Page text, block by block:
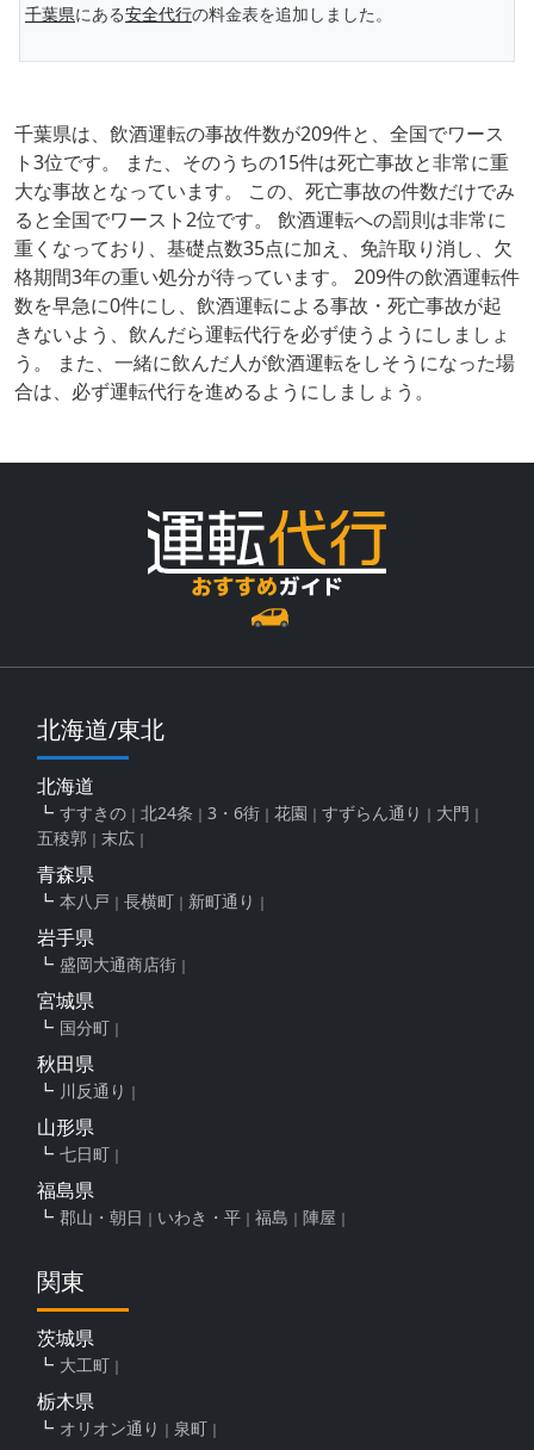
千葉県にある安全代行の料金表を追加しました。
千葉県は、飲酒運転の事故件数が209件と、全国でワース
ト3位です。 また、そのうちの15件は死亡事故と非常に重
大な事故となっています。 この、死亡事故の件数だけでみ
ると全国でワースト2位です。 飲酒運転への罰則は非常に
重くなっており、基礎点数35点に加え、免許取り消し、欠
格期間3年の重い処分が待っています。 209件の飲酒運転件
数を早急に0件にし、飲酒運転による事故・死亡事故が起
きないよう、飲んだら運転代行を必ず使うようにしましょ
う。 また、一緒に飲んだ人が飲酒運転をしそうになった場
合は、必ず運転代行を進めるようにしましょう。
北海道/東北
北海道
すすきの 北24条 3・6街 花園 すずらん通り
大門
五稜郭
末広
青森県
本八戸 長横町 新町通り
岩手県
盛岡大通商店街
宮城県
国分町
秋田県
川反通り
山形県
七日町
福島県
郡山・朝日 いわき・平 福島 陣屋
関東
茨城県
大工町
栃木県
オリオン通り 泉町